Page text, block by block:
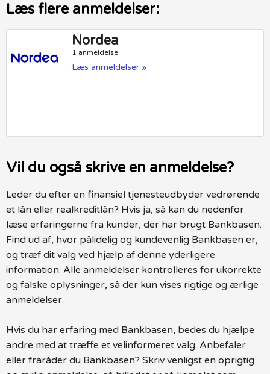
Læs flere anmeldelser:
Nordea
1 anmeldelse
Læs anmeldelser »
Vil du også skrive en anmeldelse?
Leder du efter en finansiel tjenesteudbyder vedrørende
et lån eller realkreditlån? Hvis ja, så kan du nedenfor
læse erfaringerne fra kunder, der har brugt Bankbasen.
Find ud af, hvor pålidelig og kundevenlig Bankbasen er,
og træf dit valg ved hjælp af denne yderligere
information. Alle anmeldelser kontrolleres for ukorrekte
og falske oplysninger, så der kun vises rigtige og ærlige
anmeldelser.
Hvis du har erfaring med Bankbasen, bedes du hjælpe
andre med at træffe et velinformeret valg. Anbefaler
eller fraråder du Bankbasen? Skriv venligst en oprigtig